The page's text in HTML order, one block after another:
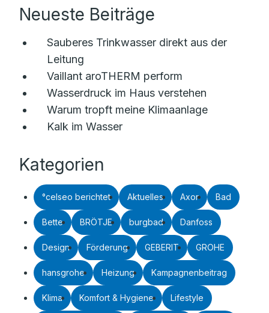
Neueste Beiträge
Sauberes Trinkwasser direkt aus der
Leitung
Vaillant aroTHERM perform
Wasserdruck im Haus verstehen
Warum tropft meine Klimaanlage
Kalk im Wasser
Kategorien
°celseo berichtet Aktuelles Axor Bad
Bette BRÖTJE burgbad Danfoss
Design Förderung GEBERIT GROHE
hansgrohe Heizung Kampagnenbeitrag
Klima Komfort & Hygiene Lifestyle